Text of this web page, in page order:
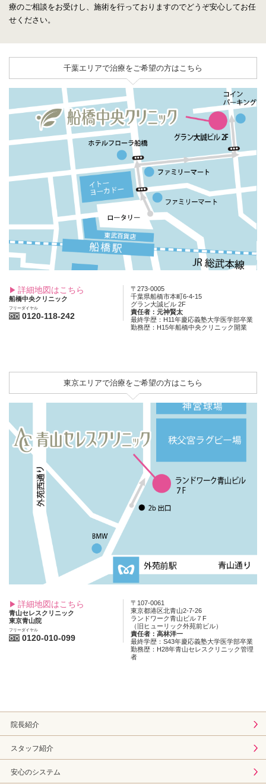
療のご相談をお受けし、施術を行っておりますのでどうぞ安心してお任
せください。
千葉エリアで治療をご希望の方はこちら
詳細地図はこちら
船橋中央クリニック
フリーダイヤル
0120-118-242
〒273-0005
千葉県船橋市本町6-4-15
グラン大誠ビル 2F
責任者：元神賢太
最終学歴：H11年慶応義塾大学医学部卒業
勤務歴：H15年船橋中央クリニック開業
東京エリアで治療をご希望の方はこちら
詳細地図はこちら
青山セレスクリニック
東京青山院
フリーダイヤル
0120-010-099
〒107-0061
東京都港区北青山2-7-26
ランドワーク青山ビル７F
（旧ヒューリック外苑前ビル）
責任者：高林洋一
最終学歴：S43年慶応義塾大学医学部卒業
勤務歴：H28年青山セレスクリニック管理
者
院長紹介
スタッフ紹介
安心のシステム